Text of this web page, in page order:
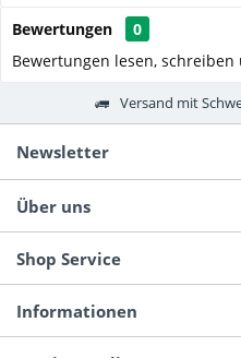
Bewertungen
0
Bewertungen lesen,
Versand mit
Newsletter
Über uns
Shop Service
Informationen